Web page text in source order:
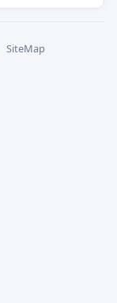
SiteMap